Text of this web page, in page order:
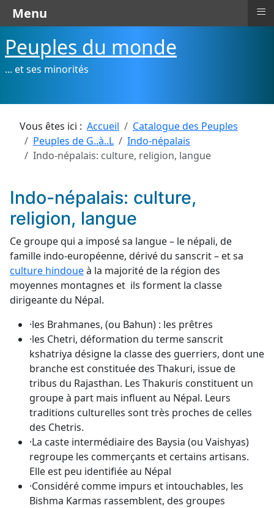
Peuples du monde
... et ses minorités
Vous êtes ici : Accueil
Catalogue des Peuples
Peuples de G..à..L
Indo-népalais
Indo-népalais: culture, religion, langue
Indo-népalais: culture,
religion, langue
Ce groupe qui a imposé sa langue – le népali, de
famille indo-européenne, dérivé du sanscrit – et sa
culture hindoueà la majorité de la région des
moyennes montagnes et ils forment la classe
dirigeante du Népal.
·les Brahmanes, (ou Bahun) : les prêtres
·les Chetri, déformation du terme sanscrit
kshatriya désigne la classe des guerriers, dont une
branche est constituée des Thakuri, issue de
tribus du Rajasthan. Les Thakuris constituent un
groupe à part mais influent au Népal. Leurs
traditions culturelles sont très proches de celles
des Chetris.
·La caste intermédiaire des Baysia (ou Vaishyas)
regroupe les commerçants et certains artisans.
Elle est peu identifiée au Népal
·Considéré comme impurs et intouchables, les
Bishma Karmas rassemblent, des groupes
Menu ≡